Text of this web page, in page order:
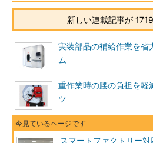
新しい連載記事が
実装部品の補給作業を省
ム
重作業時の腰の負担を軽
ツ
スマートファクトリー